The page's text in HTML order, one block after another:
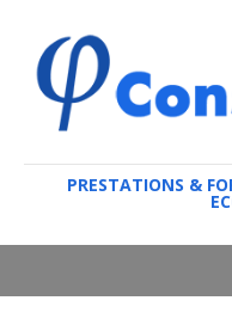
PRESTATIONS &